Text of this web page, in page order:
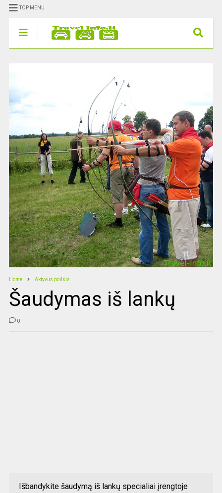
TOP MENU
Home Aktyvus poilsis
Šaudymas iš lankų
0
Išbandykite šaudymą iš lankų specialiai įrengtoje